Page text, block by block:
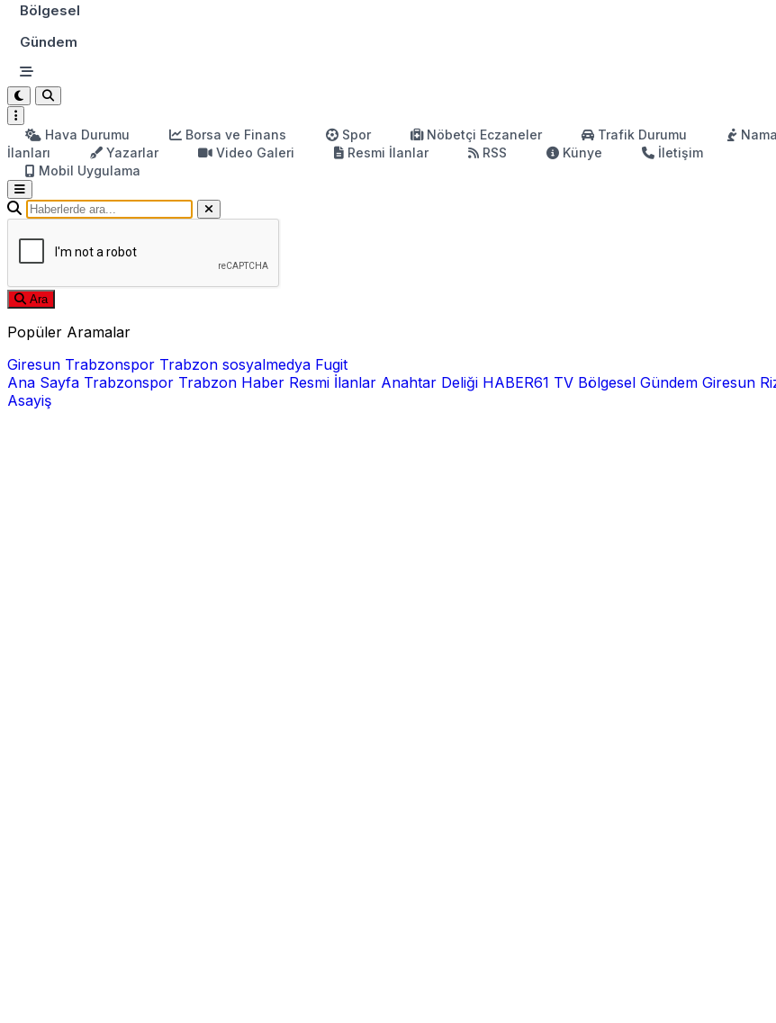
Bölgesel
Gündem
Hava Durumu Borsa ve Finans Spor Nöbetçi Eczaneler Trafik Durumu
İlanları
Yazarlar Video Galeri Resmi İlanlar RSS Künye
İletişim
Mobil Uygulama
Ara
Popüler Aramalar
Giresun Trabzonspor Trabzon sosyalmedya Fugit
Ana Sayfa Trabzonspor Trabzon Haber Resmi İlanlar Anahtar Deliği HABER61 TV Bölgesel Gündem Giresun
Asayiş